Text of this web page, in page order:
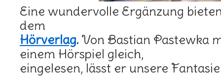
Eine wundervolle Ergänzung
dem
Hörverlag. Von Bastian Pastewka
einem Hörspiel gleich,
eingelesen, lässt er unsere